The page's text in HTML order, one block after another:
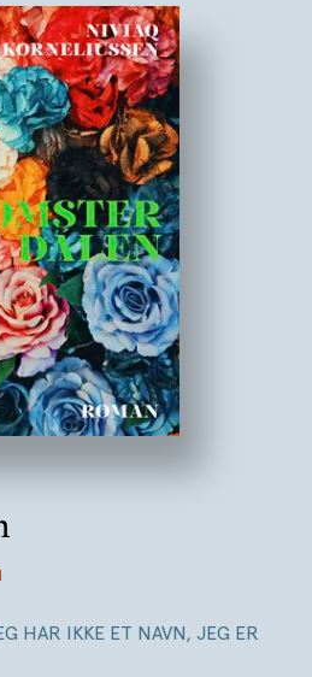
HAR IKKE ET NAVN, JEG ER